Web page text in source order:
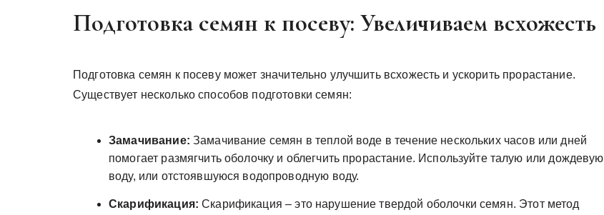
Подготовка семян к посеву: Увеличиваем всхожесть
Подготовка семян к посеву может значительно улучшить всхожесть и ускорить прорастание.
Существует несколько способов подготовки семян:
Замачивание: Замачивание семян в теплой воде в течение нескольких часов или дней
помогает размягчить оболочку и облегчить прорастание. Используйте талую или дождевую
воду, или отстоявшуюся водопроводную воду.
Скарификация: Скарификация – это нарушение твердой оболочки семян. Этот метод